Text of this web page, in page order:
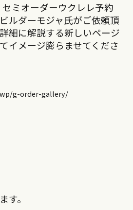
ミオーダーウクレレ予約
ルダーモジャ氏がご依頼頂
細に解説する新しいページ
イメージ膨らませてくださ
g-order-gallery/
す。